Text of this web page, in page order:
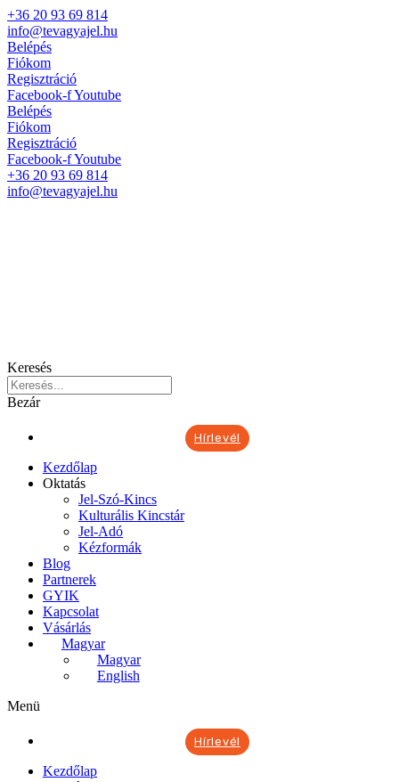
+36 20 93 69 814
info@tevagyajel.hu
Belépés
Fiókom
Regisztráció
Facebook-fYoutube
Belépés
Fiókom
Regisztráció
Facebook-fYoutube
+36 20 93 69 814
info@tevagyajel.hu
Keresés
Bezár
Hírlevél
Kezdőlap
Oktatás
Jel-Szó-Kincs
Kulturális Kincstár
Jel-Adó
Kézformák
Blog
Partnerek
GYIK
Kapcsolat
Vásárlás
Magyar
Magyar
English
Menü
Hírlevél
Kezdőlap